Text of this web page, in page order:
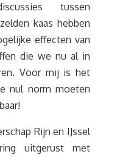
tussen
kaas hebben
effecten van
die we nu al in
Voor mij is het
nul norm moeten
Rijn en IJssel
uitgerust met